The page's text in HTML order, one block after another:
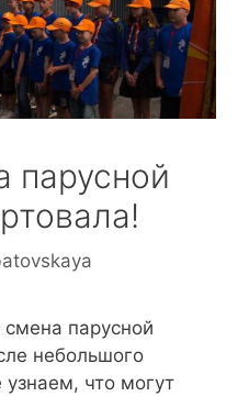
парусной
смена парусной
небольшого
что могут